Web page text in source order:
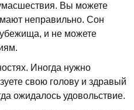
Вы можете
неправильно. Сон
убежища, и не можете
Иногда нужно
свою голову и здравый
ожидалось удовольствие.